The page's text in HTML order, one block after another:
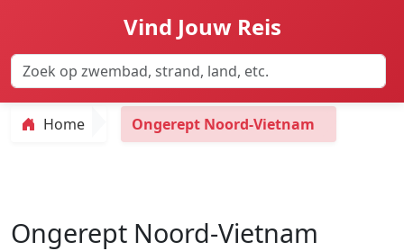
Vind Jouw Reis
Home Ongerept Noord-Vietnam
Ongerept Noord-Vietnam